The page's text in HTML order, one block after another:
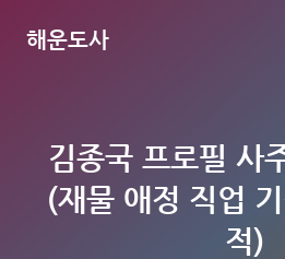
해운도사
김종국 프로필 사
(재물 애정 직업
적)